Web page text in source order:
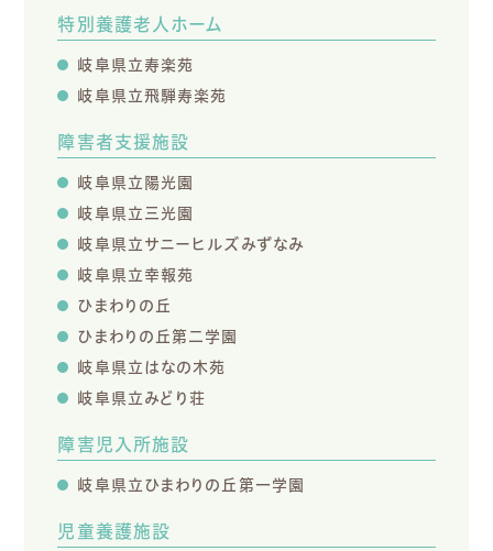
特別養護老人ホーム
岐阜県立寿楽苑
岐阜県立飛騨寿楽苑
障害者支援施設
岐阜県立陽光園
岐阜県立三光園
岐阜県立サニーヒルズみずなみ
岐阜県立幸報苑
ひまわりの丘
ひまわりの丘第二学園
岐阜県立はなの木苑
岐阜県立みどり荘
障害児入所施設
岐阜県立ひまわりの丘第一学園
児童養護施設